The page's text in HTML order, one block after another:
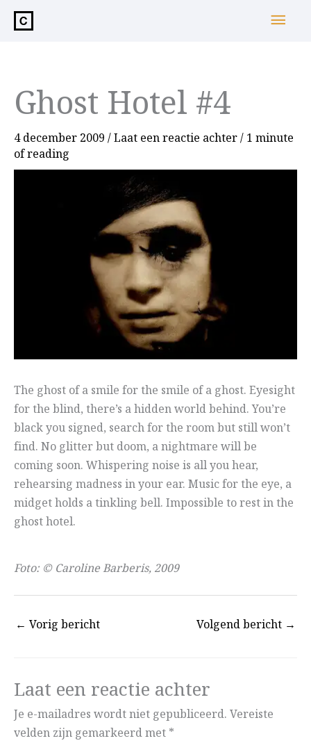
inhoud
Ghost Hotel #4
4 december 2009 /Laat een reactie achter/ 1 minute
of reading
The ghost of a smile for the smile of a ghost. Eyesight
for the blind, there’s a hidden world behind. You’re
black you signed, search for the room but still won’t
find. No glitter but doom, a nightmare will be
coming soon. Whispering noise is all you hear,
rehearsing madness in your ear. Music for the eye, a
midget holds a tinkling bell. Impossible to rest in the
ghost hotel.
Foto: © Caroline Barberis, 2009
← Vorig bericht Volgend bericht →
Laat een reactie achter
Je e-mailadres wordt niet gepubliceerd. Vereiste
velden zijn gemarkeerd met *